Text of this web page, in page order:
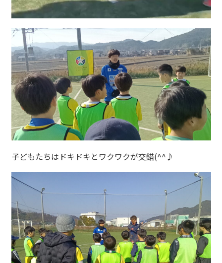
子どもたちはドキドキとワクワクが交錯(^^♪